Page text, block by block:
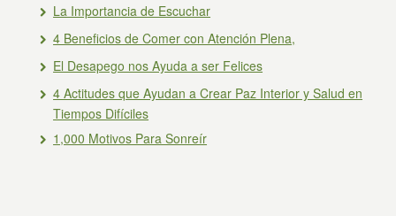
La Importancia de Escuchar
4 Beneficios de Comer con Atención Plena,
El Desapego nos Ayuda a ser Felices
4 Actitudes que Ayudan a Crear Paz Interior y Salud en
Tiempos Difíciles
1,000 Motivos Para Sonreír